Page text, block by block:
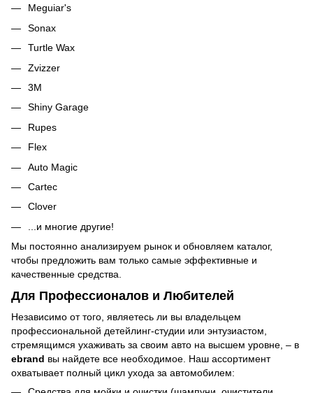
Meguiar's
Sonax
Turtle Wax
Zvizzer
3M
Shiny Garage
Rupes
Flex
Auto Magic
Cartec
Clover
...и многие другие!
Мы постоянно анализируем рынок и обновляем каталог,
чтобы предложить вам только самые эффективные и
качественные средства.
Для Профессионалов и Любителей
Независимо от того, являетесь ли вы владельцем
профессиональной детейлинг-студии или энтузиастом,
стремящимся ухаживать за своим авто на высшем уровне, – в
ebrand вы найдете все необходимое. Наш ассортимент
охватывает полный цикл ухода за автомобилем: